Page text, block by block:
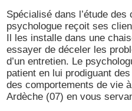
Spécialisé dans l’étude
psychologue reçoit ses
Il les installe dans une
essayer de déceler les
d’un entretien. Le
patient en lui prodiguant
des comportements de vie
Ardèche (07) en vous